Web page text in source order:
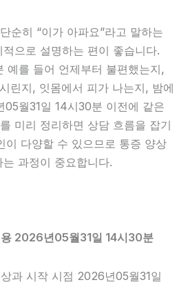
순히 “이가 아파요”라고 말하는
으로 설명하는 편이 좋습니다.
예를 들어 언제부터 불편했는지,
린지, 잇몸에서 피가 나는지, 밤에
월31일 14시30분 이전에 같은
미리 정리하면 상담 흐름을 잡기
이 다양할 수 있으므로 통증 양상
과정이 중요합니다.
2026년05월31일 14시30분
과 시작 시점 2026년05월31일